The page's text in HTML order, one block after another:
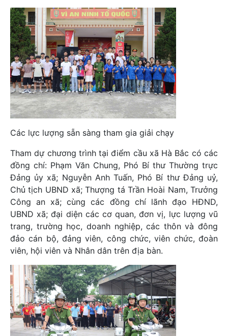
Các lực lượng sẵn sàng tham gia giải chạy
Tham dự chương trình tại điểm cầu xã Hà Bắc có các
đồng chí: Phạm Văn Chung, Phó Bí thư Thường trực
Đảng ủy xã; Nguyễn Anh Tuấn, Phó Bí thư Đảng uỷ,
Chủ tịch UBND xã; Thượng tá Trần Hoài Nam, Trưởng
Công an xã; cùng các đồng chí lãnh đạo HĐND,
UBND xã; đại diện các cơ quan, đơn vị, lực lượng vũ
trang, trường học, doanh nghiệp, các thôn và đông
đảo cán bộ, đảng viên, công chức, viên chức, đoàn
viên, hội viên và Nhân dân trên địa bàn.